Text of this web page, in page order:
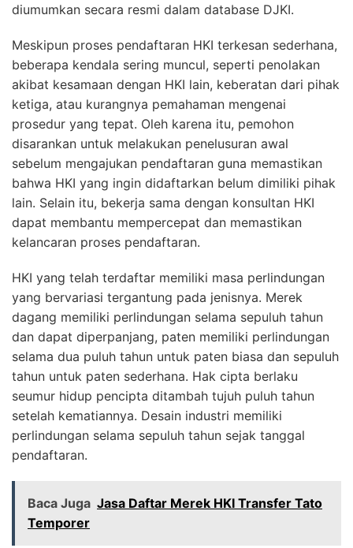
diumumkan secara resmi dalam database DJKI.
Meskipun proses pendaftaran HKI terkesan sederhana,
beberapa kendala sering muncul, seperti penolakan
akibat kesamaan dengan HKI lain, keberatan dari pihak
ketiga, atau kurangnya pemahaman mengenai
prosedur yang tepat. Oleh karena itu, pemohon
disarankan untuk melakukan penelusuran awal
sebelum mengajukan pendaftaran guna memastikan
bahwa HKI yang ingin didaftarkan belum dimiliki pihak
lain. Selain itu, bekerja sama dengan konsultan HKI
dapat membantu mempercepat dan memastikan
kelancaran proses pendaftaran.
HKI yang telah terdaftar memiliki masa perlindungan
yang bervariasi tergantung pada jenisnya. Merek
dagang memiliki perlindungan selama sepuluh tahun
dan dapat diperpanjang, paten memiliki perlindungan
selama dua puluh tahun untuk paten biasa dan sepuluh
tahun untuk paten sederhana. Hak cipta berlaku
seumur hidup pencipta ditambah tujuh puluh tahun
setelah kematiannya. Desain industri memiliki
perlindungan selama sepuluh tahun sejak tanggal
pendaftaran.
Baca Juga Jasa Daftar Merek HKI Transfer Tato
Temporer